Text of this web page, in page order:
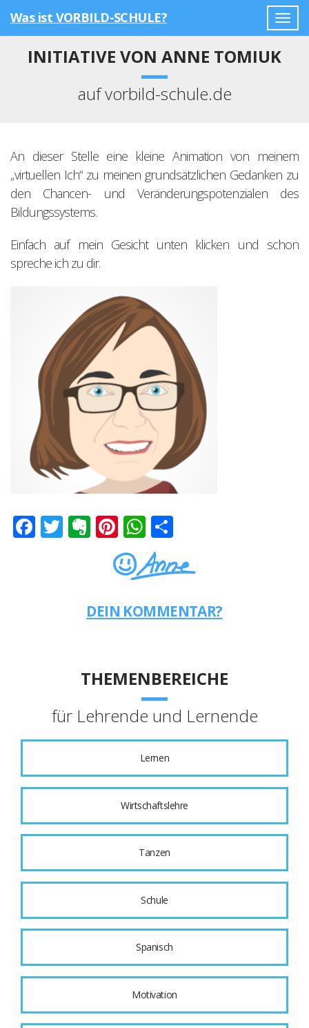
Was ist VORBILD-SCHULE?
INITIATIVE VON ANNE TOMIUK
auf vorbild-schule.de
An dieser Stelle eine kleine Animation von meinem
„virtuellen Ich“ zu meinen grundsätzlichen Gedanken zu
den Chancen- und Veränderungspotenzialen des
Bildungssystems.
Einfach auf mein Gesicht unten klicken und schon
spreche ich zu dir.
Facebook
Twitter
Evernote
Pinterest
WhatsApp
DEIN KOMMENTAR?
THEMENBEREICHE
für Lehrende und Lernende
Lernen
Wirtschaftslehre
Tanzen
Schule
Spanisch
Motivation